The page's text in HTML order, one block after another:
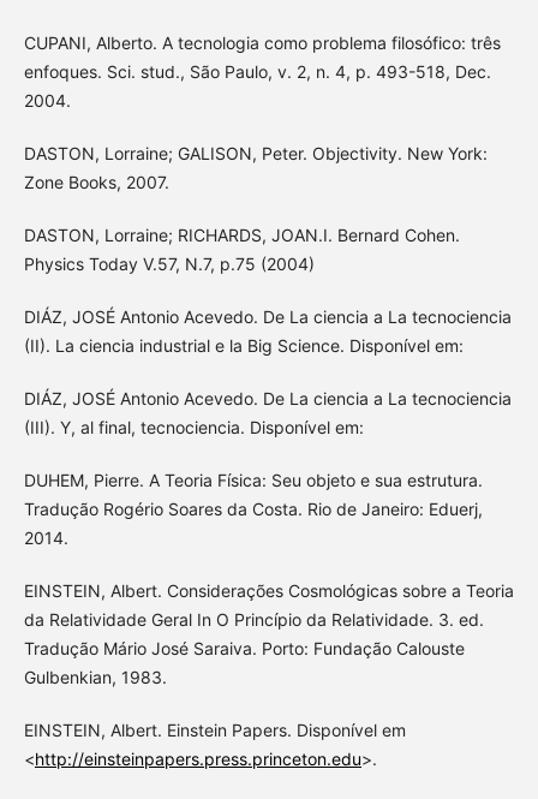
CUPANI, Alberto. A tecnologia como problema filosófico: três
enfoques. Sci. stud., São Paulo, v. 2, n. 4, p. 493-518, Dec.
2004.
DASTON, Lorraine; GALISON, Peter. Objectivity. New York:
Zone Books, 2007.
DASTON, Lorraine; RICHARDS, JOAN.I. Bernard Cohen.
Physics Today V.57, N.7, p.75 (2004)
DIÁZ, JOSÉ Antonio Acevedo. De La ciencia a La tecnociencia
(II). La ciencia industrial e la Big Science. Disponível em:
DIÁZ, JOSÉ Antonio Acevedo. De La ciencia a La tecnociencia
(III). Y, al final, tecnociencia. Disponível em:
DUHEM, Pierre. A Teoria Física: Seu objeto e sua estrutura.
Tradução Rogério Soares da Costa. Rio de Janeiro: Eduerj,
2014.
EINSTEIN, Albert. Considerações Cosmológicas sobre a Teoria
da Relatividade Geral In O Princípio da Relatividade. 3. ed.
Tradução Mário José Saraiva. Porto: Fundação Calouste
Gulbenkian, 1983.
EINSTEIN, Albert. Einstein Papers. Disponível em
<http://einsteinpapers.press.princeton.edu>.